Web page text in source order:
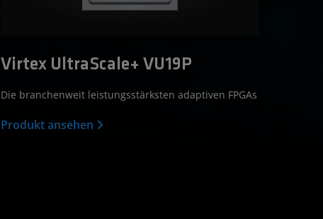
Virtex UltraScale+ VU19P
Die branchenweit leistungsstärksten adaptiven FPGAs
Produkt ansehen